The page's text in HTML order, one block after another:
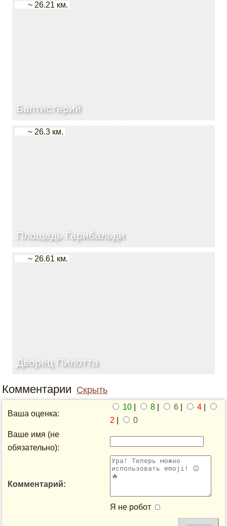
Баптистерий
~ 26.21 км.
Площадь Гарибальди
~ 26.3 км.
Дворец Пилотта
~ 26.61 км.
Комментарии Скрыть
Ваша оценка:
10 8 6 4
2
0
Ваше имя (не
обязательно):
Комментарий:
Я не робот